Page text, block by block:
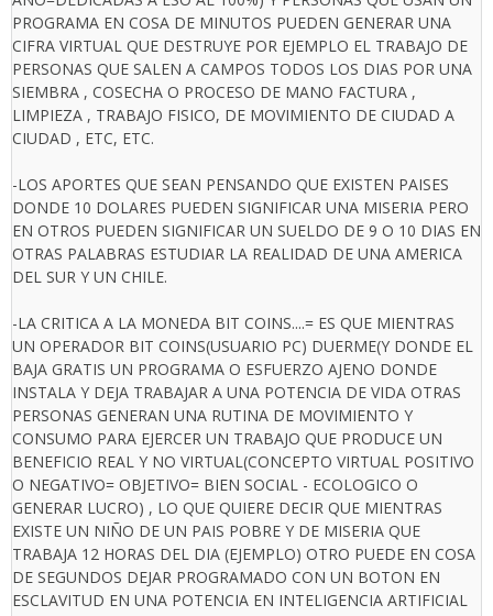
PROGRAMA EN COSA DE MINUTOS PUEDEN GENERAR UNA
CIFRA VIRTUAL QUE DESTRUYE POR EJEMPLO EL TRABAJO DE
PERSONAS QUE SALEN A CAMPOS TODOS LOS DIAS POR UNA
SIEMBRA , COSECHA O PROCESO DE MANO FACTURA ,
LIMPIEZA , TRABAJO FISICO, DE MOVIMIENTO DE CIUDAD A
CIUDAD , ETC, ETC.
-LOS APORTES QUE SEAN PENSANDO QUE EXISTEN PAISES
DONDE 10 DOLARES PUEDEN SIGNIFICAR UNA MISERIA PERO
EN OTROS PUEDEN SIGNIFICAR UN SUELDO DE 9 O 10 DIAS EN
OTRAS PALABRAS ESTUDIAR LA REALIDAD DE UNA AMERICA
DEL SUR Y UN CHILE.
-LA CRITICA A LA MONEDA BIT COINS....= ES QUE MIENTRAS
UN OPERADOR BIT COINS(USUARIO PC) DUERME(Y DONDE EL
BAJA GRATIS UN PROGRAMA O ESFUERZO AJENO DONDE
INSTALA Y DEJA TRABAJAR A UNA POTENCIA DE VIDA OTRAS
PERSONAS GENERAN UNA RUTINA DE MOVIMIENTO Y
CONSUMO PARA EJERCER UN TRABAJO QUE PRODUCE UN
BENEFICIO REAL Y NO VIRTUAL(CONCEPTO VIRTUAL POSITIVO
O NEGATIVO= OBJETIVO= BIEN SOCIAL - ECOLOGICO O
GENERAR LUCRO) , LO QUE QUIERE DECIR QUE MIENTRAS
EXISTE UN NIÑO DE UN PAIS POBRE Y DE MISERIA QUE
TRABAJA 12 HORAS DEL DIA (EJEMPLO) OTRO PUEDE EN COSA
DE SEGUNDOS DEJAR PROGRAMADO CON UN BOTON EN
ESCLAVITUD EN UNA POTENCIA EN INTELIGENCIA ARTIFICIAL